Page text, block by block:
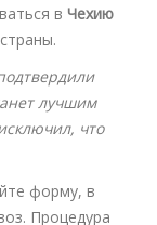
в Чехию
лучшим
что
форму, в
Процедура